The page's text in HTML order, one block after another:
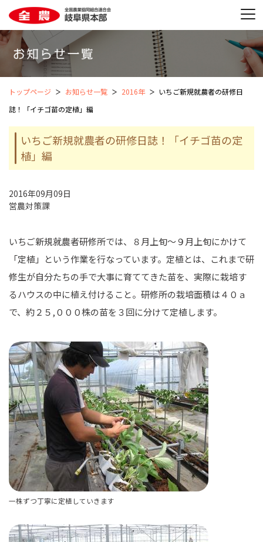
トップページ お知らせ一覧 2016年
いちご新規就農者の研修日
誌！「イチゴ苗の定植」編
いちご新規就農者の研修日誌！「イチゴ苗の定
植」編
2016年09月09日
営農対策課
いちご新規就農者研修所では、８月上旬～９月上旬にかけて
「定植」という作業を行なっています。定植とは、これまで研
修生が自分たちの手で大事に育ててきた苗を、実際に栽培す
るハウスの中に植え付けること。研修所の栽培面積は４０ａ
で、約２５,０００株の苗を３回に分けて定植します。
一株ずつ丁寧に定植していきます